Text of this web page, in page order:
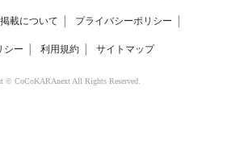
載について プライバシーポリシー
シー 利用規約 サイトマップ
© CoCoKARAnext All Rights Reserved.